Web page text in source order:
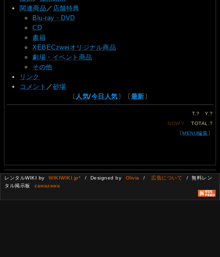
関連商品 ／ 店舗特典
Blu-ray・DVD
CD
書籍
XEBECzweiオリジナル商品
劇場・イベント商品
その他
リンク
コメント ／ 砂場
〔 人気/今日人気〕〔最新〕
T.? Y.?
NOW.? TOTAL.?
〔MENU編集〕
レンタルWIKI by WIKIWIKI.jp* / Designed by Olivia / 広告について
/ 無料レン
タル掲示板
zawazawa